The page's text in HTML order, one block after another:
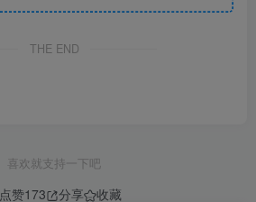
THE END
喜欢就支持一下吧
点赞173 分享
收藏